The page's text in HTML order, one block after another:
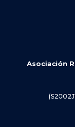
Asociación